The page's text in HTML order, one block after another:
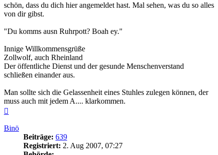
schön, dass du dich hier angemeldet hast. Mal sehen, was du so alles
von dir gibst.
"Du komms ausn Ruhrpott? Boah ey."
Innige Willkommensgrüße
Zollwolf, auch Rheinland
Der öffentliche Dienst und der gesunde Menschenverstand
schließen einander aus.
Man sollte sich die Gelassenheit eines Stuhles zulegen können, der
muss auch mit jedem A.... klarkommen.
Binö
Beiträge: 639
Registriert: 2. Aug 2007, 07:27